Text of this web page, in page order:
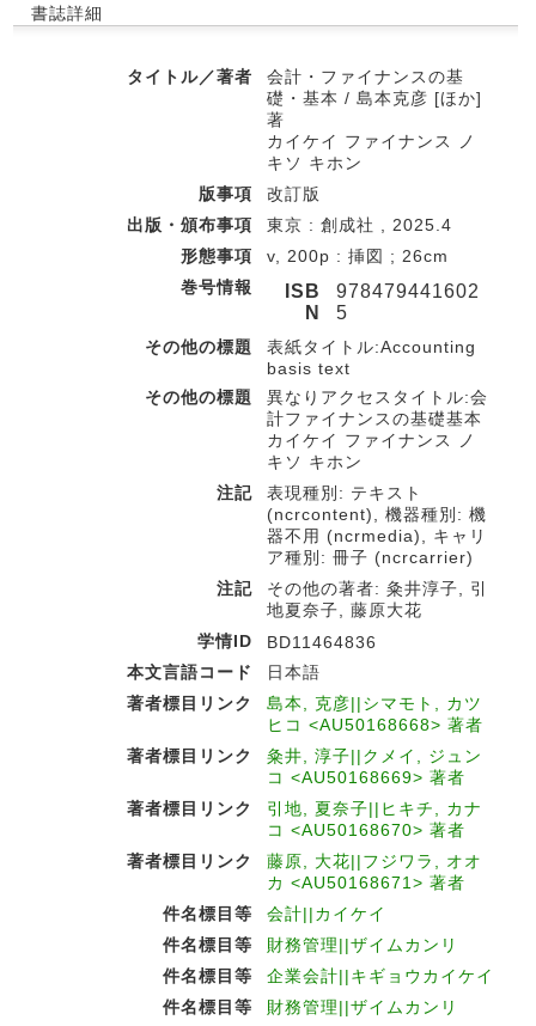
書誌詳細
タイトル／著者
会計・ファイナンスの基
礎・基本 / 島本克彦 [ほか]
著
カイケイ ファイナンス ノ
キソ キホン
版事項
改訂版
出版・頒布事項
東京 : 創成社 , 2025.4
形態事項
v, 200p : 挿図 ; 26cm
巻号情報
ISB
N
978479441602
5
その他の標題
表紙タイトル:Accounting
basis text
その他の標題
異なりアクセスタイトル:会
計ファイナンスの基礎基本
カイケイ ファイナンス ノ
キソ キホン
注記
表現種別: テキスト
(ncrcontent), 機器種別: 機
器不用 (ncrmedia), キャリ
ア種別: 冊子 (ncrcarrier)
注記
その他の著者: 粂井淳子, 引
地夏奈子, 藤原大花
学情ID
BD11464836
本文言語コード
日本語
著者標目リンク
島本, 克彦||シマモト, カツ
ヒコ <AU50168668> 著者
著者標目リンク
粂井, 淳子||クメイ, ジュン
コ <AU50168669> 著者
著者標目リンク
引地, 夏奈子||ヒキチ, カナ
コ <AU50168670> 著者
著者標目リンク
藤原, 大花||フジワラ, オオ
カ <AU50168671> 著者
件名標目等
会計||カイケイ
件名標目等
財務管理||ザイムカンリ
件名標目等
企業会計||キギョウカイケイ
件名標目等
財務管理||ザイムカンリ